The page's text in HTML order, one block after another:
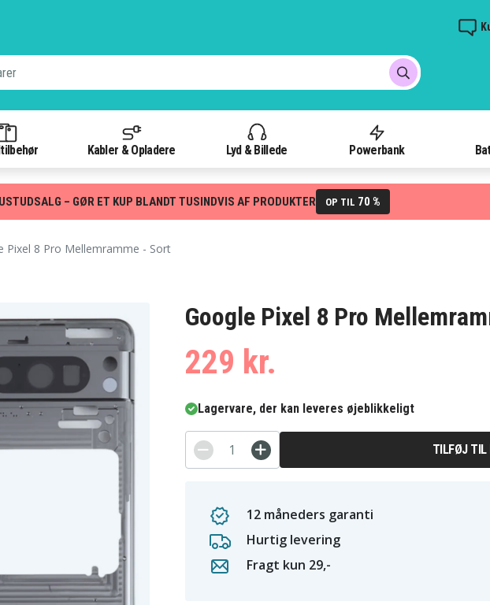
Kabler & Opladere Lyd & Billede Powerbank
– GØR ET KUP BLANDT TUSINDVIS AF PRODUKTER OP TIL 70 %
Pixel 8 Pro Mellemramme - Sort
Google Pixel 8 Pro
229 kr.
Lagervare, der kan leveres øjeblikkeligt
TILFØJ TIL
12 måneders garanti
Hurtig levering
Fragt kun 29,-